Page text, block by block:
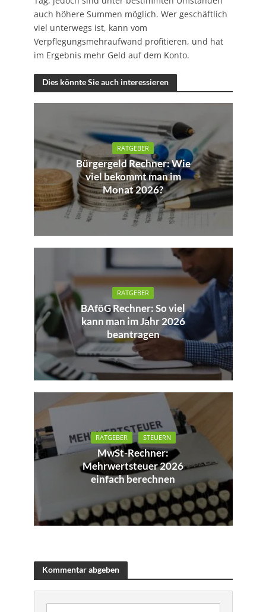
auch höhere Summen möglich. Wer geschäftlich
viel unterwegs ist, kann vom
Verpflegungsmehraufwand profitieren, und hat
im Ergebnis mehr Geld auf dem Konto.
Dies könnte Sie auch interessieren
RATGEBER
Bürgergeld Rechner: Wie
viel bekommt man im
Monat 2026?
RATGEBER
BAföG Rechner: So viel
kann man im Jahr 2026
beantragen
RATGEBER STEUERN
MwSt-Rechner:
Mehrwertsteuer 2026
einfach berechnen
Kommentar abgeben